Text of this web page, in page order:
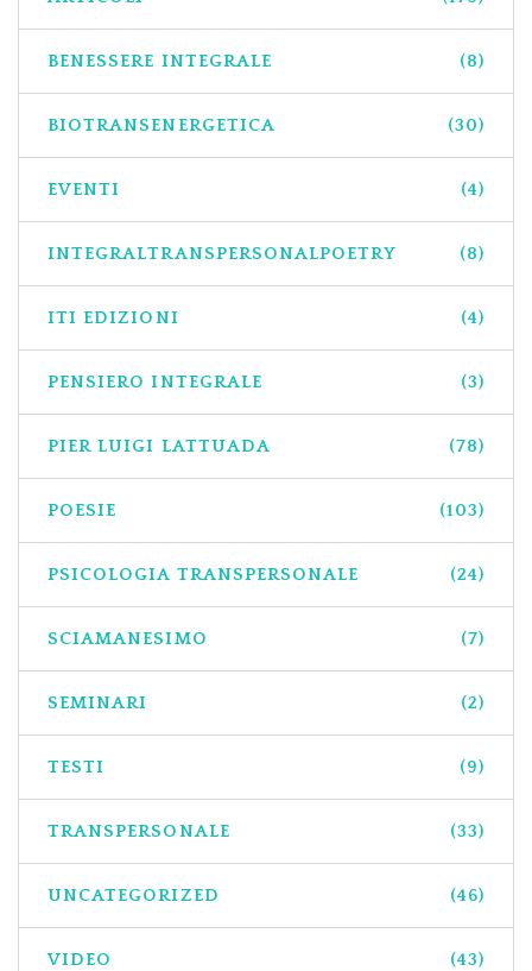
BENESSERE INTEGRALE (8)
BIOTRANSENERGETICA (30)
EVENTI (4)
INTEGRALTRANSPERSONALPOETRY (8)
ITI EDIZIONI (4)
PENSIERO INTEGRALE (3)
PIER LUIGI LATTUADA (78)
POESIE (103)
PSICOLOGIA TRANSPERSONALE (24)
SCIAMANESIMO (7)
SEMINARI (2)
TESTI (9)
TRANSPERSONALE (33)
UNCATEGORIZED (46)
VIDEO (43)